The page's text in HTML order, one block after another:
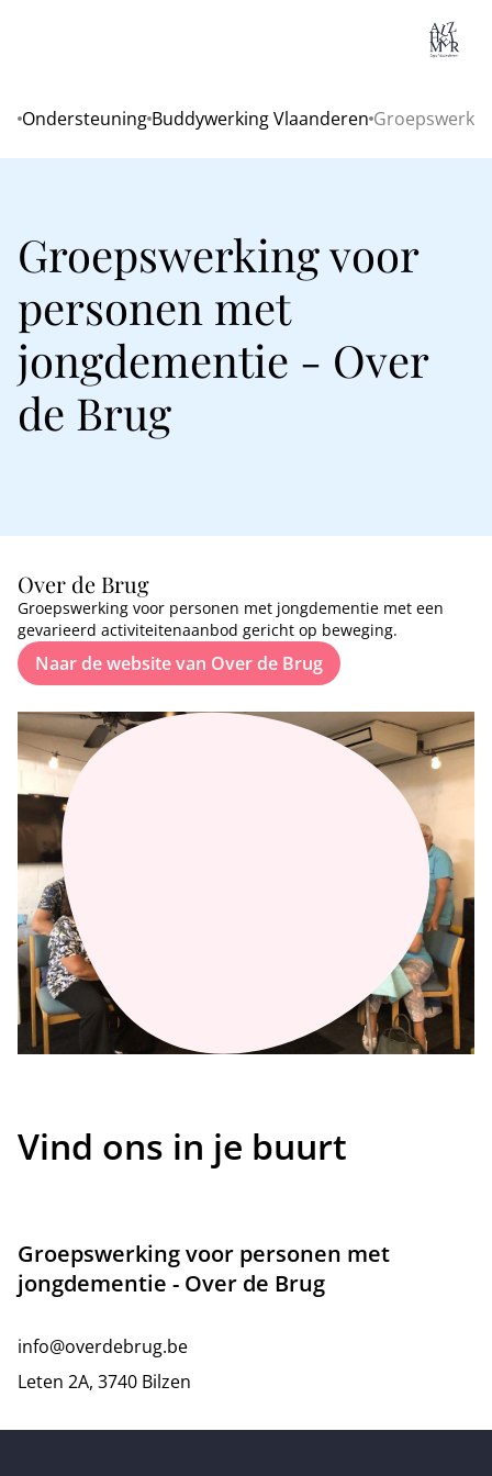
Home
Ondersteuning Buddywerking Vlaanderen
Groepswerking voor
personen met
jongdementie - Over
de Brug
Over de Brug
Groepswerking voor personen met jongdementie met een
gevarieerd activiteitenaanbod gericht op beweging.
Naar de website van Over de Brug
Vind ons in je buurt
Groepswerking voor personen met
jongdementie - Over de Brug
info@overdebrug.be
Leten 2A, 3740 Bilzen